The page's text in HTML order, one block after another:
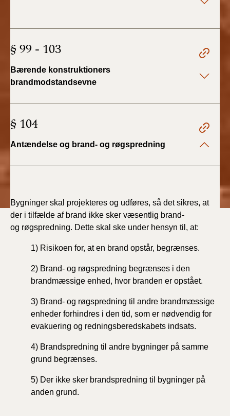
§ 99 - 103
Bærende konstruktioners
brandmodstandsevne
§ 104
Antændelse og brand- og røgspredning
Bygninger skal projekteres og udføres, så det sikres, at
der i tilfælde af brand ikke sker væsentlig brand-
og røgspredning. Dette skal ske under hensyn til, at:
1) Risikoen for, at en brand opstår, begrænses.
2) Brand- og røgspredning begrænses i den
brandmæssige enhed, hvor branden er opstået.
3) Brand- og røgspredning til andre brandmæssige
enheder forhindres i den tid, som er nødvendig for
evakuering og redningsberedskabets indsats.
4) Brandspredning til andre bygninger på samme
grund begrænses.
5) Der ikke sker brandspredning til bygninger på
anden grund.